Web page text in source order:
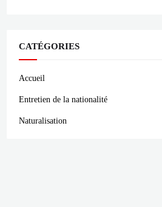
CATÉGORIES
Accueil
Entretien de la nationalité
Naturalisation